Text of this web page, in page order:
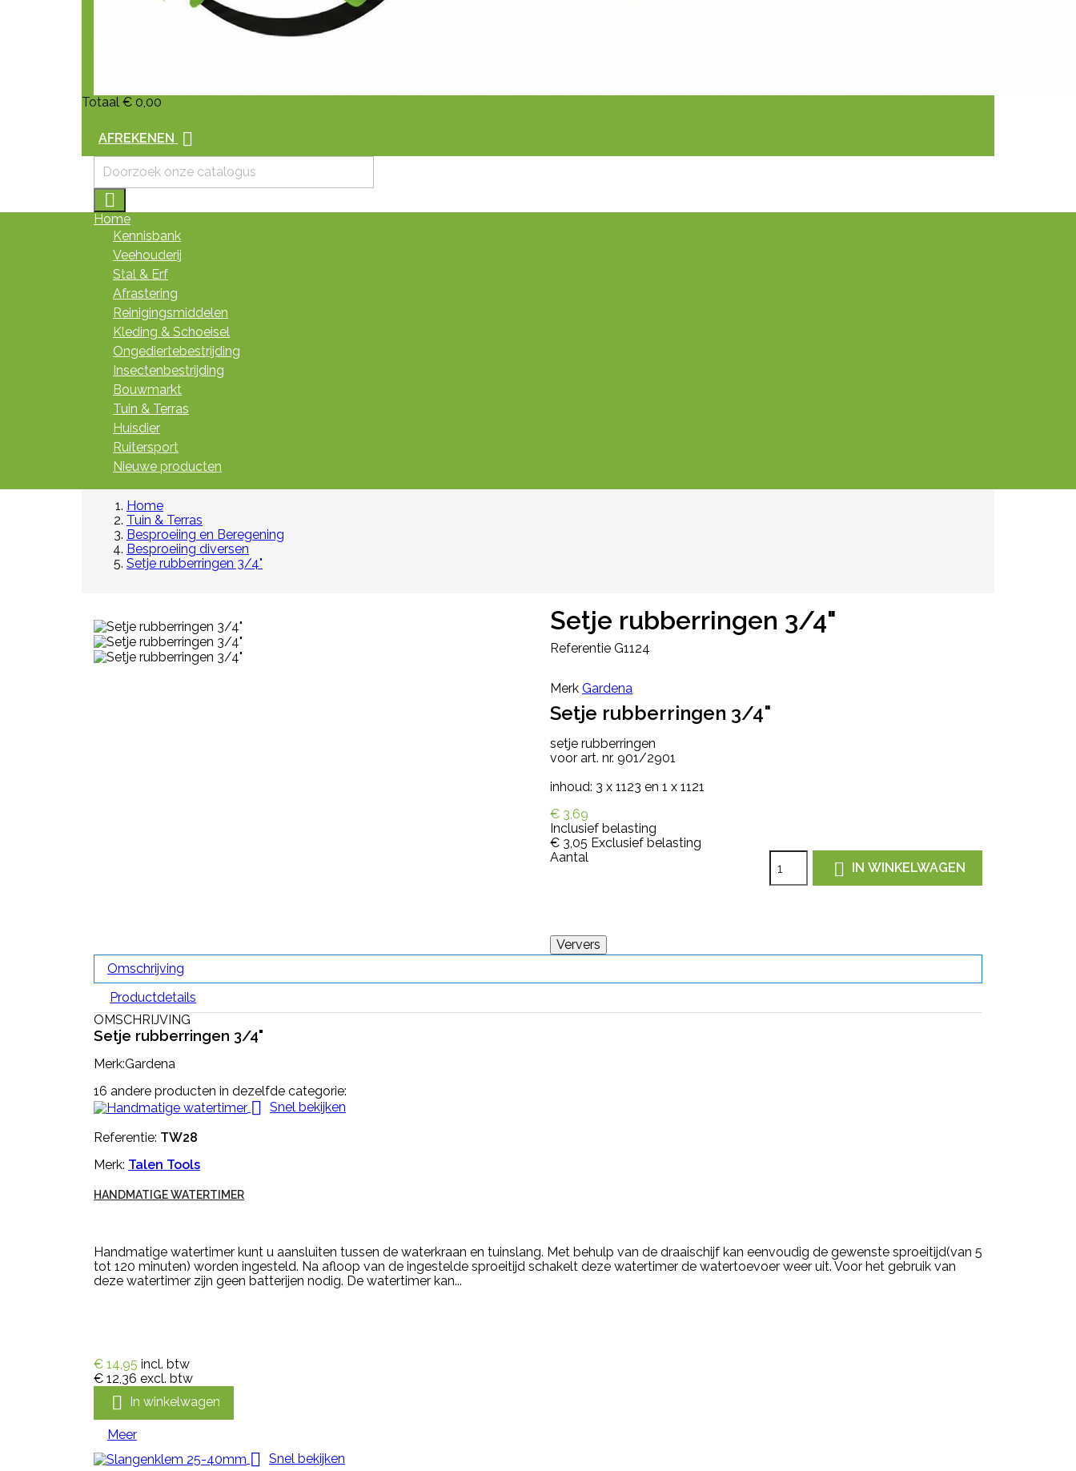
Totaal € 0,00
AFREKENEN 

Home
Kennisbank
Veehouderij
Stal & Erf
Afrastering
Reinigingsmiddelen
Kleding & Schoeisel
Ongediertebestrijding
Insectenbestrijding
Bouwmarkt
Tuin & Terras
Huisdier
Ruitersport
Nieuwe producten
Home
Tuin & Terras
Besproeiing en Beregening
Besproeiing diversen
Setje rubberringen 3/4"
Setje rubberringen 3/4"
Referentie G1124
Merk Gardena
Setje rubberringen 3/4"
setje rubberringen
voor art. nr. 901/2901
inhoud: 3 x 1123 en 1 x 1121
€ 3,69
Inclusief belasting
€ 3,05 Exclusief belasting
Aantal
 IN WINKELWAGEN
Omschrijving
Productdetails
OMSCHRIJVING
Setje rubberringen 3/4"
Merk:Gardena
16 andere producten in dezelfde categorie:
 Snel bekijken
Referentie: TW28
Merk: Talen Tools
HANDMATIGE WATERTIMER
Handmatige watertimer kunt u aansluiten tussen de waterkraan en tuinslang. Met behulp van de draaischijf kan eenvoudig de gewenste sproeitijd(van 5
tot 120 minuten) worden ingesteld. Na afloop van de ingestelde sproeitijd schakelt deze watertimer de watertoevoer weer uit. Voor het gebruik van
deze watertimer zijn geen batterijen nodig. De watertimer kan...
€ 14,95 incl. btw
€ 12,36 excl. btw
 In winkelwagen
Meer
 Snel bekijken